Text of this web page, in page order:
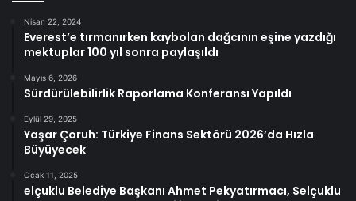
Nisan 22, 2024
Everest’e tırmanırken kaybolan dağcının eşine yazdığı
mektuplar 100 yıl sonra paylaşıldı
Mayıs 6, 2026
Sürdürülebilirlik Raporlama Konferansı Yapıldı
Eylül 29, 2025
Yaşar Çoruh: Türkiye Finans Sektörü 2026’da Hızla
Büyüyecek
Ocak 11, 2025
elçuklu Belediye Başkanı Ahmet Pekyatırmacı, Selçuklu